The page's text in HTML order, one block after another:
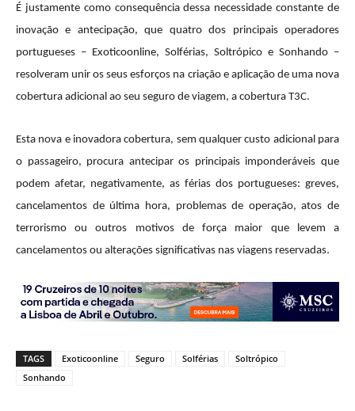
É justamente como consequência dessa necessidade constante de
inovação e antecipação, que quatro dos principais operadores
portugueses – Exoticoonline, Solférias, Soltrópico e Sonhando –
resolveram unir os seus esforços na criação e aplicação de uma nova
cobertura adicional ao seu seguro de viagem, a cobertura T3C.
Esta nova e inovadora cobertura, sem qualquer custo adicional para
o passageiro, procura antecipar os principais imponderáveis que
podem afetar, negativamente, as férias dos portugueses: greves,
cancelamentos de última hora, problemas de operação, atos de
terrorismo ou outros motivos de força maior que levem a
cancelamentos ou alterações significativas nas viagens reservadas.
TAGS Exoticoonline Seguro Solférias
Soltrópico
Sonhando